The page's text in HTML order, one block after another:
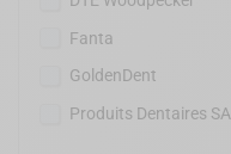
Fanta
GoldenDent
Produits Dentaires SA